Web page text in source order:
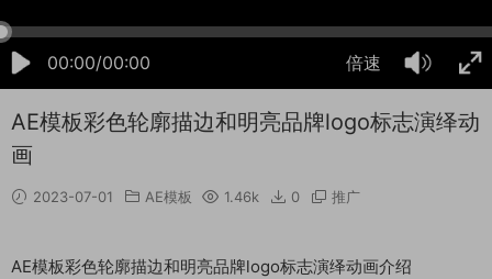
00:00/00:00 倍速
AE模板彩色轮廓描边和明亮品牌logo标志演绎动
画
2023-07-01 AE模板 1.46k 0 推广
AE模板彩色轮廓描边和明亮品牌logo标志演绎动画介绍